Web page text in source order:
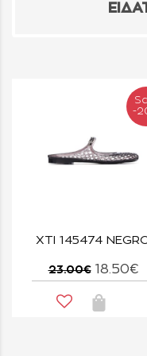
-
XTI 145474
23.00€ 18.50€